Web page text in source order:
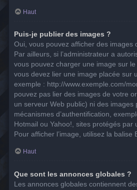
Haut
Puis-je publier des images ?
Oui, vous pouvez afficher des images
Par ailleurs, si l’administrateur a
vous pouvez charger une image sur le
vous devez lier une image placée sur
exemple : http://www.exemple.com/
pouvez pas lier des images de votre
un serveur Web public) ni des images
mécanismes d’authentification,
Hotmail ou Yahoo!, sites protégés par
Pour afficher l’image, utilisez la balise
Haut
Que sont les annonces globales ?
Les annonces globales contiennent